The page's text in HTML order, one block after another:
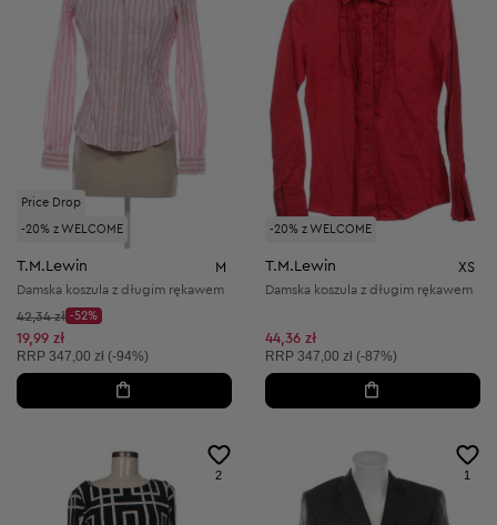
Price Drop
-20% z WELCOME
T.M.Lewin M
Damska koszula z długim rękawem
Cena początkowa:
42,34 zł
Discount Price:
-52%
Obniżona cena:
19,99 zł
Cena sugerowana:
RRP 347,00 zł (-94%)
-20% z WELCOME
T.M.Lewin XS
Damska koszula z długim rękawem
44,36 zł
Cena sugerowana:
RRP 347,00 zł (-87%)
2 1